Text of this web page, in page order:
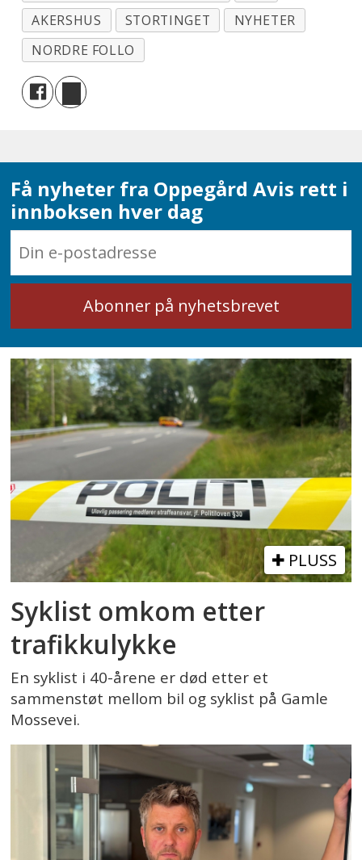
AKERSHUS
STORTINGET
NYHETER
NORDRE FOLLO
Få nyheter fra Oppegård Avis rett i
innboksen hver dag
PLUSS
Syklist omkom etter
trafikkulykke
En syklist i 40-årene er død etter et
sammenstøt mellom bil og syklist på Gamle
Mossevei.